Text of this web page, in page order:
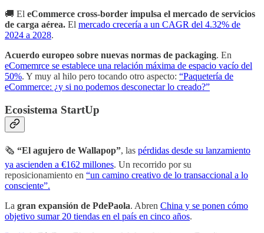
🚚 El eCommerce cross-border impulsa el mercado de servicios
de carga aérea. El mercado crecería a un CAGR del 4.32% de
2024 a 2028.
Acuerdo europeo sobre nuevas normas de packaging. En
eComemrce se establece una relación máxima de espacio vacío del
50%. Y muy al hilo pero tocando otro aspecto: “Paquetería de
eCommerce: ¿y si no podemos desconectar lo creado?”
Ecosistema StartUp
🗞 “El agujero de Wallapop”, las pérdidas desde su lanzamiento
ya ascienden a €162 millones. Un recorrido por su
reposicionamiento en “un camino creativo de lo transaccional a lo
consciente”.
La gran expansión de PdePaola. Abren China y se ponen cómo
objetivo sumar 20 tiendas en el país en cinco años.